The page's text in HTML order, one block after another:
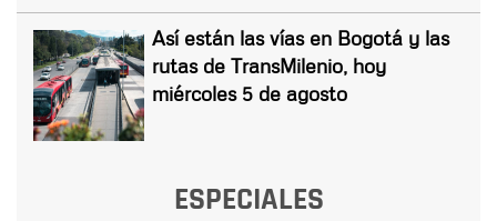
Así están las vías en Bogotá y las
rutas de TransMilenio, hoy
miércoles 5 de agosto
ESPECIALES